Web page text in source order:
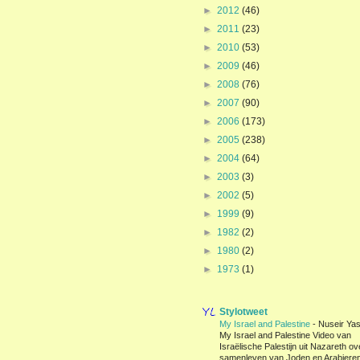
► 2012 (46)
► 2011 (23)
► 2010 (53)
► 2009 (46)
► 2008 (76)
► 2007 (90)
► 2006 (173)
► 2005 (238)
► 2004 (64)
► 2003 (3)
► 2002 (5)
► 1999 (9)
► 1982 (2)
► 1980 (2)
► 1973 (1)
Stylotweet
My Israel and Palestine - Nuseir
My Israel and Palestine Video van
Israëlische Palestijn uit Nazareth
samenleven van Joden en